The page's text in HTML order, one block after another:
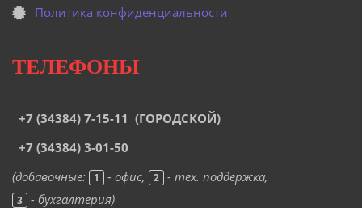
Политика конфиденциальности
ТЕЛЕФОНЫ
+7 (34384) 7-15-11 (ГОРОДСКОЙ)
+7 (34384) 3-01-50
(добавочные:
1 - офис, 2 - тех. поддержка,
3 - бухгалтерия)